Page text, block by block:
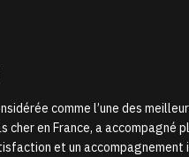
comme l’une des
cher en France, a accompagné
et un accompagnement